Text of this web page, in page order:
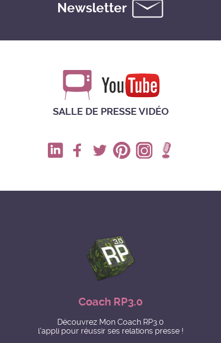
Newsletter
SALLE DE PRESSE VIDÉO
Coach RP3.0
Découvrez Mon Coach RP3.0
l'appli pour réussir ses relations presse !